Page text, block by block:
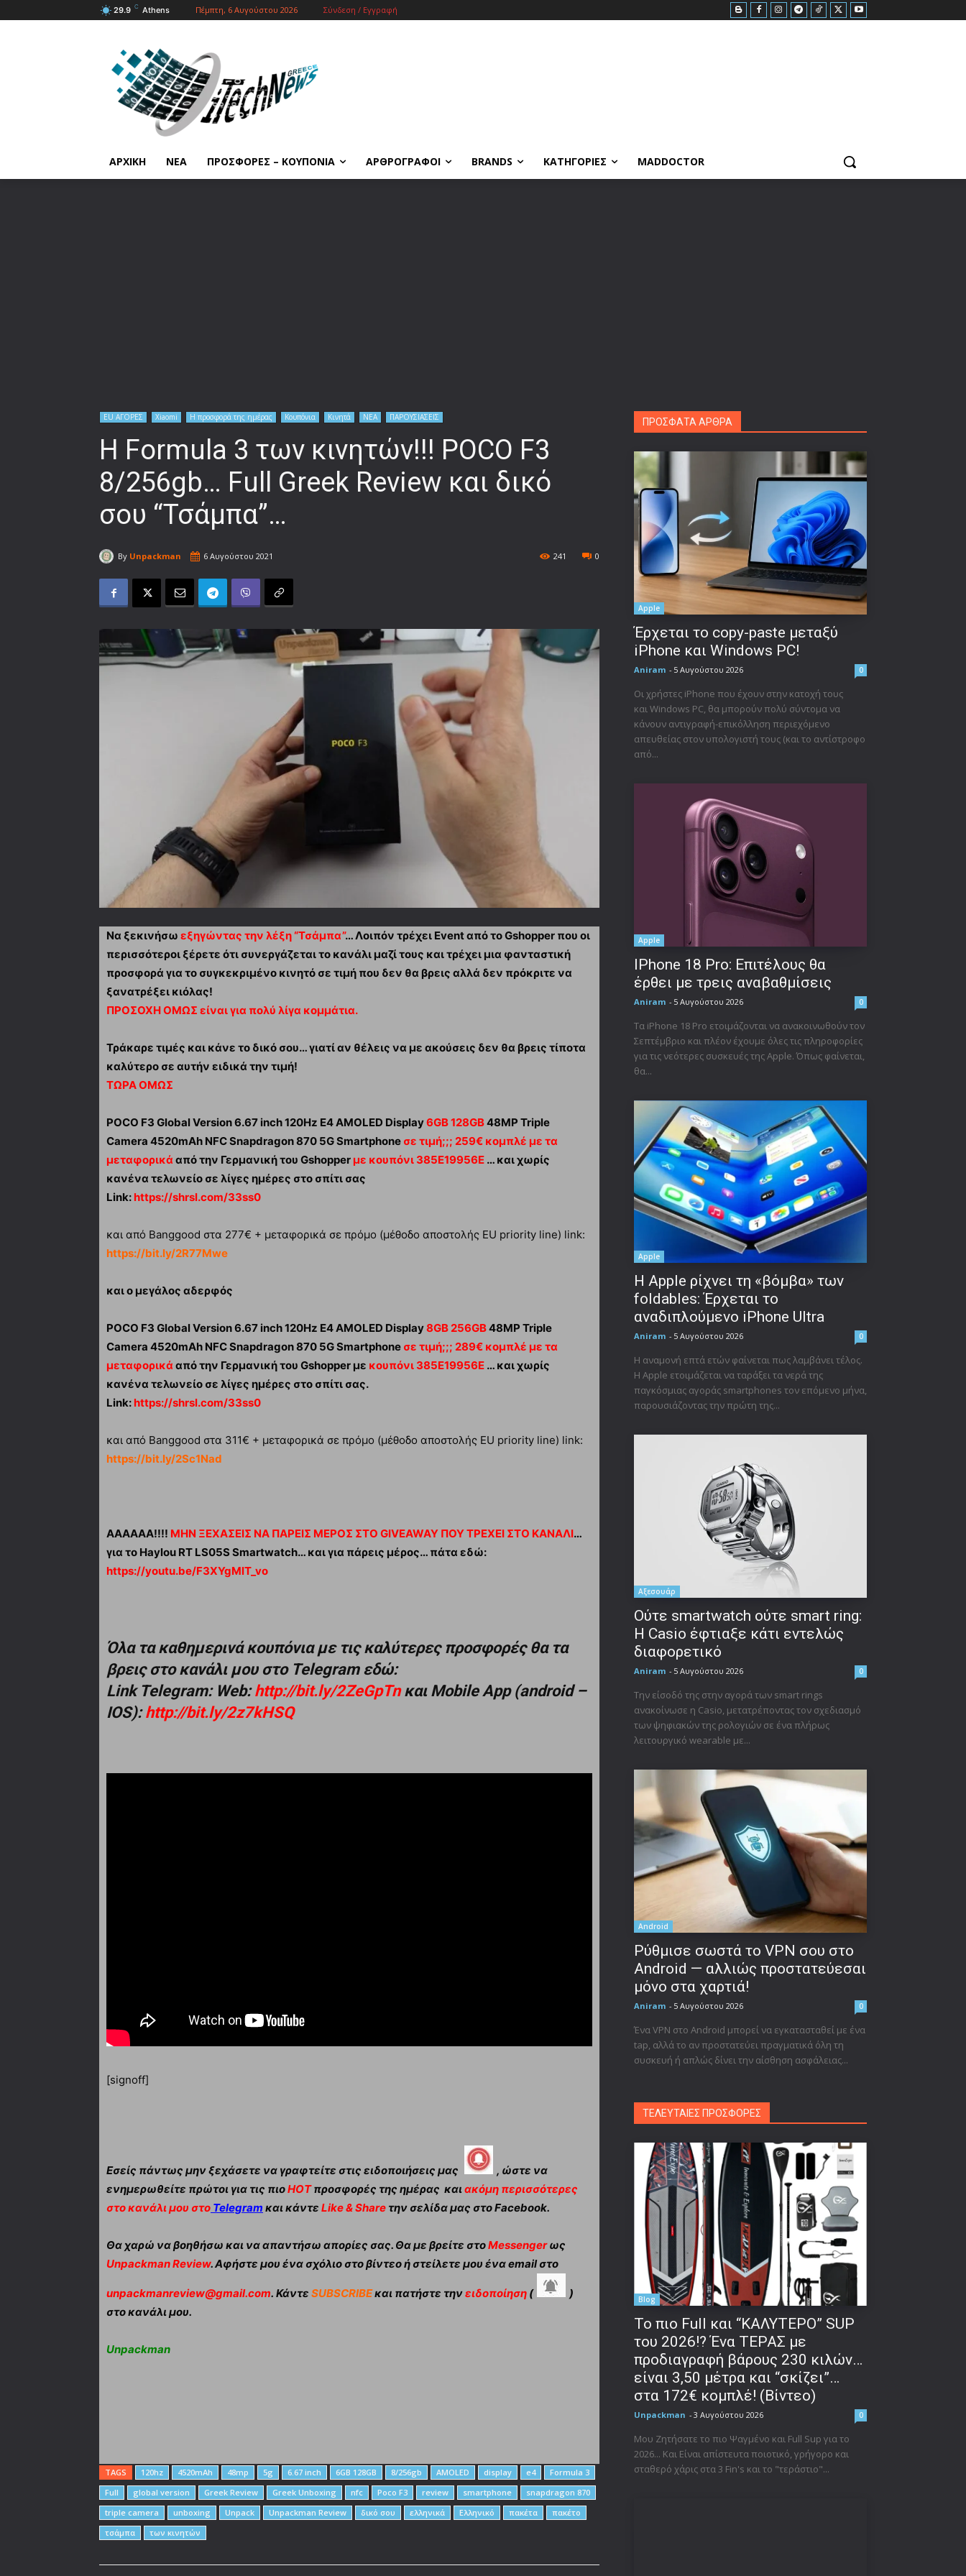
29.9 C Athens Πέμπτη, 6 Αυγούστου 2026 Σύνδεση / Εγγραφή
ΑΡΧΙΚΗ ΝΕΑ ΠΡΟΣΦΟΡΕΣ – ΚΟΥΠΟΝΙΑ ΑΡΘΡΟΓΡΑΦΟΙ BRANDS ΚΑΤΗΓΟΡΙΕΣ MADDOCTOR
EU ΑΓΟΡΕΣ Xiaomi Η προσφορά της ημέρας Κουπόνια Κινητά ΝΕΑ ΠΑΡΟΥΣΙΑΣΕΙΣ
H Formula 3 των κινητών!!! POCO F3
8/256gb… Full Greek Review και δικό
σου “Τσάμπα”…
By Unpackman 6 Αυγούστου 2021 0
241
Να ξεκινήσω εξηγώντας την λέξη “Τσάμπα”… Λοιπόν τρέχει Event από το Gshopper που οι
περισσότεροι ξέρετε ότι συνεργάζεται το κανάλι μαζί τους και τρέχει μια φανταστική
προσφορά για το συγκεκριμένο κινητό σε τιμή που δεν θα βρεις αλλά δεν πρόκριτε να
ξανατρέξει κιόλας!
ΠΡΟΣΟΧΗ ΟΜΩΣ είναι για πολύ λίγα κομμάτια.
Τράκαρε τιμές και κάνε το δικό σου… γιατί αν θέλεις να με ακούσεις δεν θα βρεις τίποτα
καλύτερο σε αυτήν ειδικά την τιμή!
ΤΩΡΑ ΟΜΩΣ
POCO F3 Global Version 6.67 inch 120Hz E4 AMOLED Display6GB 128GB48MP Triple
Camera 4520mAh NFC Snapdragon 870 5G Smartphone σε τιμή;;; 259€ κομπλέ με τα
μεταφορικά από την Γερμανική του Gshopper με κουπόνι 385E19956E … και χωρίς
κανένα τελωνείο σε λίγες ημέρες στο σπίτι σας
Link: https://shrsl.com/33ss0
και από Banggood στα 277€ + μεταφορικά σε πρόμο (μέθοδο αποστολής EU priority line) link:
https://bit.ly/2R77Mwe
και ο μεγάλος αδερφός
POCO F3 Global Version 6.67 inch 120Hz E4 AMOLED Display8GB 256GB48MP Triple
Camera 4520mAh NFC Snapdragon 870 5G Smartphone σε τιμή;;; 289€ κομπλέ με τα
μεταφορικά από την Γερμανική του Gshopper με κουπόνι 385E19956E … και χωρίς
κανένα τελωνείο σε λίγες ημέρες στο σπίτι σας.
Link: https://shrsl.com/33ss0
και από Banggood στα 311€ + μεταφορικά σε πρόμο (μέθοδο αποστολής EU priority line) link:
https://bit.ly/2Sc1Nad
ΑΑΑΑΑΑ!!!! ΜΗΝ ΞΕΧΑΣΕΙΣ ΝΑ ΠΑΡΕΙΣ ΜΕΡΟΣ ΣΤΟ GIVEAWAY ΠΟΥ ΤΡΕΧΕΙ ΣΤΟ ΚΑΝΑΛΙ…
για το Haylou RT LS05S Smartwatch… και για πάρεις μέρος… πάτα εδώ:
https://youtu.be/F3XYgMlT_vo
Όλα τα καθημερινά κουπόνια με τις καλύτερες προσφορές θα τα
βρεις στο κανάλι μου στο Telegram εδώ:
Link Telegram: Web:http://bit.ly/2ZeGpTnκαι Mobile App (android –
IOS):http://bit.ly/2z7kHSQ
[signoff]
Εσείς πάντως μην ξεχάσετε να γραφτείτε στις ειδοποιήσεις μας
, ώστε να
ενημερωθείτε πρώτοι για τις πιοHOTπροσφορές της ημέρας καιακόμη περισσότερες
στο κανάλι μου στο Telegram και κάντε Like & Share την σελίδα μας στο Facebook.
Θα χαρώ να βοηθήσω και να απαντήσω απορίες σας. Θα με βρείτε στοMessengerως
Unpackman Review. Αφήστε μου ένα σχόλιο στο βίντεο ή στείλετε μου ένα email στο
unpackmanreview@gmail.com. Κάντε SUBSCRIBEκαι πατήστε τηνειδοποίηση (
)
στο κανάλι μου.
Unpackman
TAGS 120hz 4520mAh 48mp 5g 6.67 inch 6GB 128GB 8/256gb AMOLED display e4
Formula 3
Full
global version Greek Review Greek Unboxing nfc Poco F3 review smartphone
snapdragon 870
triple camera
unboxing Unpack Unpackman Review δικό σου ελληνικά Ελληνικό πακέτα
πακέτο
τσάμπα
των κινητών
ΠΡΟΣΦΑΤΑ ΑΡΘΡΑ
Apple
Έρχεται το copy-paste μεταξύ
iPhone και Windows PC!
Aniram - 5 Αυγούστου 2026 0
Οι χρήστες iPhone που έχουν στην κατοχή τους
και Windows PC, θα μπορούν πολύ σύντομα να
κάνουν αντιγραφή-επικόλληση περιεχόμενο
απευθείας στον υπολογιστή τους (και το αντίστροφο
από...
Apple
IPhone 18 Pro: Επιτέλους θα
έρθει με τρεις αναβαθμίσεις
Aniram - 5 Αυγούστου 2026 0
Τα iPhone 18 Pro ετοιμάζονται να ανακοινωθούν τον
Σεπτέμβριο και πλέον έχουμε όλες τις πληροφορίες
για τις νεότερες συσκευές της Apple. Όπως φαίνεται,
θα...
Apple
Η Apple ρίχνει τη «βόμβα» των
foldables: Έρχεται το
αναδιπλούμενο iPhone Ultra
Aniram - 5 Αυγούστου 2026 0
Η αναμονή επτά ετών φαίνεται πως λαμβάνει τέλος.
Η Apple ετοιμάζεται να ταράξει τα νερά της
παγκόσμιας αγοράς smartphones τον επόμενο μήνα,
παρουσιάζοντας την πρώτη της...
Αξεσουάρ
Ούτε smartwatch ούτε smart ring:
Η Casio έφτιαξε κάτι εντελώς
διαφορετικό
Aniram - 5 Αυγούστου 2026 0
Την είσοδό της στην αγορά των smart rings
ανακοίνωσε η Casio, μετατρέποντας τον σχεδιασμό
των ψηφιακών της ρολογιών σε ένα πλήρως
λειτουργικό wearable με...
Android
Ρύθμισε σωστά το VPN σου στο
Android — αλλιώς προστατεύεσαι
μόνο στα χαρτιά!
Aniram - 5 Αυγούστου 2026 0
Ένα VPN στο Android μπορεί να εγκατασταθεί με ένα
tap, αλλά το αν προστατεύει πραγματικά όλη τη
συσκευή ή απλώς δίνει την αίσθηση ασφάλειας...
ΤΕΛΕΥΤΑΙΕΣ ΠΡΟΣΦΟΡΕΣ
Blog
To πιο Full και “ΚΑΛΥΤΕΡΟ” SUP
του 2026!? Ένα ΤΕΡΑΣ με
προδιαγραφή βάρους 230 κιλών…
είναι 3,50 μέτρα και “σκίζει”…
στα 172€ κομπλέ! (Βίντεο)
Unpackman - 3 Αυγούστου 2026 0
Μου Ζητήσατε το πιο Ψαγμένο και Full Sup για το
2026... Και Είναι απίστευτα ποιοτικό, γρήγορο και
σταθερό χάρις στα 3 Fin's και το "τεράστιο"...